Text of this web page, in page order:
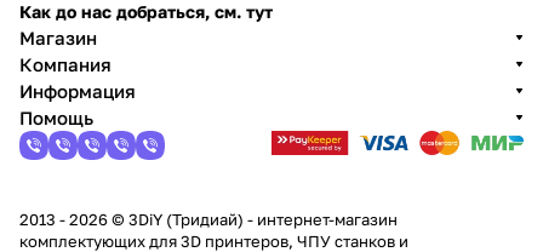
Как до нас добраться, см. тут
Магазин
Компания
Информация
Помощь
2013 - 2026 © 3DiY (Тридиай) - интернет-магазин
комплектующих для 3D принтеров, ЧПУ станков и